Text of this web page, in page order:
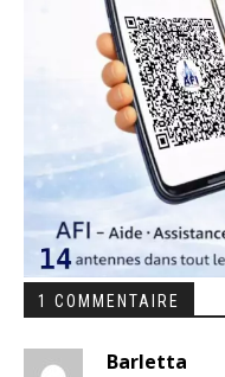
1 COMMENTAIRE
Barletta